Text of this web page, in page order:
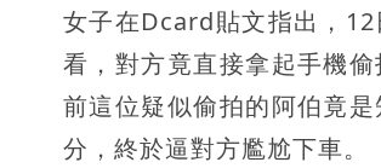
女子在Dcard貼文指出，
看，對方竟直接拿起手機
前這位疑似偷拍的阿伯竟
分，終於逼對方尷尬下車。